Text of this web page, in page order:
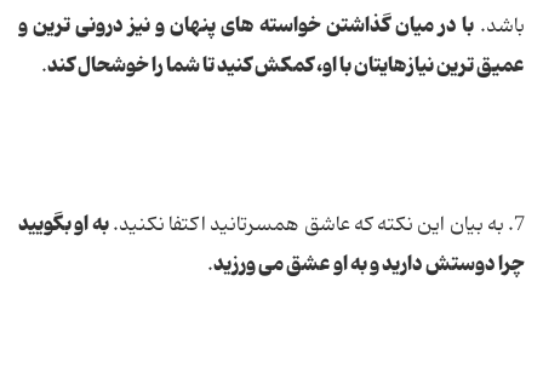
باشد. با در میان گذاشتن خواسته ‌های پنهان و نیز درونی ترین و
عمیق ترین نیازهایتان با او، كمكش كنید تا شما را خوشحال كند.
7. به بیان این نكته كه عاشق همسرتانید اكتفا نكنید.
به او بگویید
چرا دوستش دارید و به او عشق می ورزید.